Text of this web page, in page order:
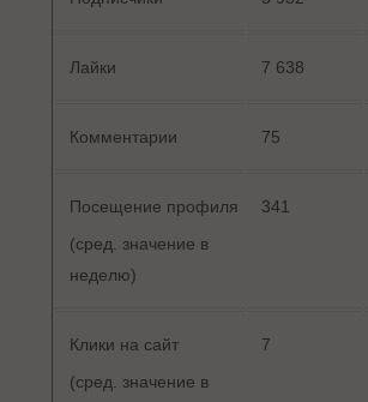
Лайки 7 638
Комментарии 75
Посещение профиля
(сред. значение в
неделю)
341
Клики на сайт
(сред. значение в
7